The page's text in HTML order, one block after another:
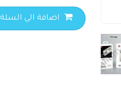
اضافة الي السلة